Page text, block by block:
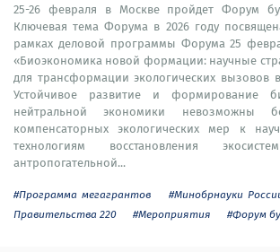
25-26 февраля в Москве пройдет Форум
Ключевая тема Форума в 2026 году
рамках деловой программы Форума 25
«Биоэкономика новой формации: научные
для трансформации экологических вызовов
Устойчивое развитие и формирование
нейтральной экономики невозможны
компенсаторных экологических мер к
технологиям восстановления
антропогательной...
#Программа мегагрантов #Минобрнауки
Правительства 220
#Мероприятия #Форум